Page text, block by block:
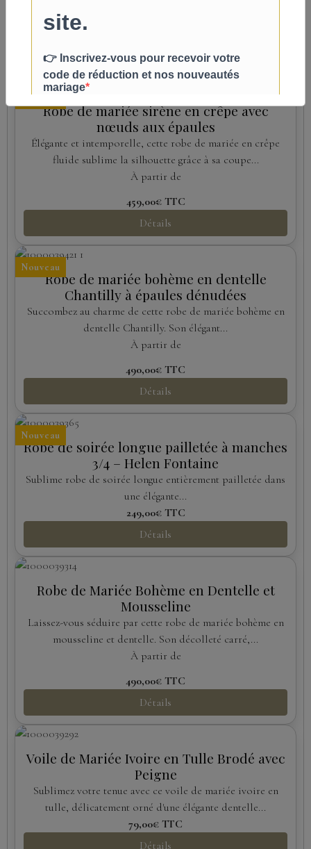
Détails
Robe de mariée sirène en crêpe avec
nœuds aux épaules
Élégante et intemporelle, cette robe de mariée en crêpe
fluide sublime la silhouette grâce à sa coupe...
À partir de
459,00€ TTC
Détails
Nouveau
Robe de mariée bohème en dentelle
Chantilly à épaules dénudées
Succombez au charme de cette robe de mariée bohème en
dentelle Chantilly. Son élégant...
À partir de
490,00€ TTC
Détails
Nouveau
Robe de soirée longue pailletée à manches
3/4 – Helen Fontaine
Sublime robe de soirée longue entièrement pailletée dans
une élégante...
249,00€ TTC
Détails
Robe de Mariée Bohème en Dentelle et
Mousseline
Laissez-vous séduire par cette robe de mariée bohème en
mousseline et dentelle. Son décolleté carré,...
À partir de
490,00€ TTC
Détails
Voile de Mariée Ivoire en Tulle Brodé avec
Peigne
Sublimez votre tenue avec ce voile de mariée ivoire en
tulle, délicatement orné d'une élégante dentelle...
79,00€ TTC
Détails